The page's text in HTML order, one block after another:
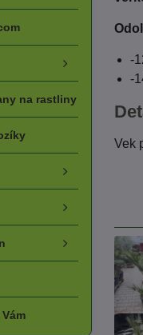
-
-
Vek
na rastliny
Vám